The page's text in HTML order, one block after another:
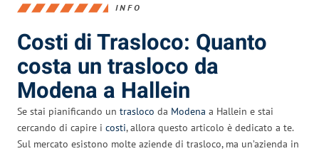
INFO
Costi di Trasloco: Quanto
costa un trasloco da
Modena a Hallein
Se stai pianificando un trasloco da Modena a Hallein e stai
cercando di capire i costi, allora questo articolo è dedicato a te.
Sul mercato esistono molte aziende di trasloco, ma un’azienda in